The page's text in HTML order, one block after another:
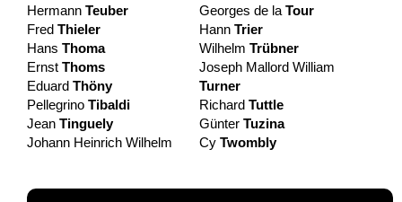
Hermann Teuber
Fred Thieler
Hans Thoma
Ernst Thoms
Eduard Thöny
Pellegrino Tibaldi
Jean Tinguely
Johann Heinrich Wilhelm
Georges de la Tour
Hann Trier
Wilhelm Trübner
Joseph Mallord William
Turner
Richard Tuttle
Günter Tuzina
Cy Twombly